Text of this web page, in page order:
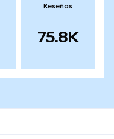
Reseñas
75.8K